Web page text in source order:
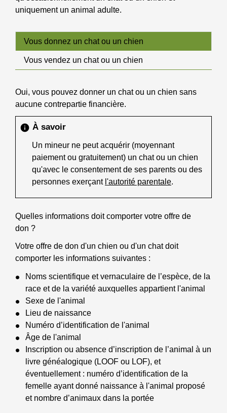
uniquement un animal adulte.
Vous donnez un chat ou un chien
Vous vendez un chat ou un chien
Oui, vous pouvez donner un chat ou un chien sans
aucune contrepartie financière.
info À savoir
Un mineur ne peut acquérir (moyennant
paiement ou gratuitement) un chat ou un chien
qu'avec le consentement de ses parents ou des
personnes exerçant l'autorité parentale.
Quelles informations doit comporter votre offre de
don ?
Votre offre de don d'un chien ou d'un chat doit
comporter les informations suivantes :
Noms scientifique et vernaculaire de l’espèce, de la
race et de la variété auxquelles appartient l'animal
Sexe de l'animal
Lieu de naissance
Numéro d’identification de l'animal
Âge de l'animal
Inscription ou absence d’inscription de l’animal à un
livre généalogique (LOOF ou LOF), et
éventuellement : numéro d’identification de la
femelle ayant donné naissance à l'animal proposé
et nombre d’animaux dans la portée